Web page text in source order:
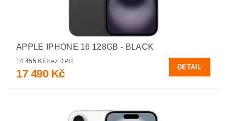
APPLE IPHONE 16 128GB - BLACK
14 455 Kč bez DPH
17 490 Kč
DETAIL